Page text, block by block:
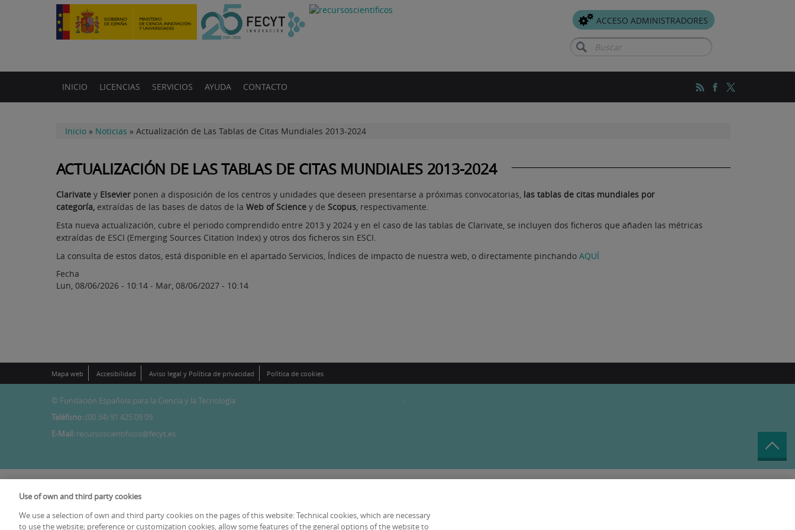
ACCESO ADMINISTRADORES
Buscar
INICIO LICENCIAS SERVICIOS AYUDA CONTACTO
Inicio » Noticias » Actualización de Las Tablas de Citas Mundiales 2013-2024
ACTUALIZACIÓN DE LAS TABLAS DE CITAS MUNDIALES 2013-2024
Clarivate yElsevierponen a disposición de los centros y unidades que deseen presentarse a próximas convocatorias, las tablas de citas mundiales por
categoría, extraídas de las bases de datos de la Web of Sciencey de Scopus, respectivamente.
Esta nueva actualización, cubre el periodo comprendido entre 2013 y 2024 y en el caso de las tablas de Clarivate, se incluyen dos ficheros que añaden las métricas
extraídas de ESCI (Emerging Sources Citation Index) y otros dos ficheros sin ESCI.
La consulta de estos datos, está disponible en el apartado Servicios, Índices de impacto de nuestra web, o directamente pinchando AQUÍ
Fecha
Lun, 08/06/2026 - 10:14- Mar, 08/06/2027 - 10:14
Mapa web Accesibilidad Aviso legal y Política de privacidad Política de cookies
© Fundación Española para la Ciencia y la Tecnología
Teléfono:(00 34) 91 425 09 09
E-Mail: recursoscientificos@fecyt.es
-
Use of own and third party cookies
We use a selection of own and third party cookies on the pages of this website: Technical cookies, which are necessary
to use the website; preference or customization cookies, allow some features of the general options of the website to